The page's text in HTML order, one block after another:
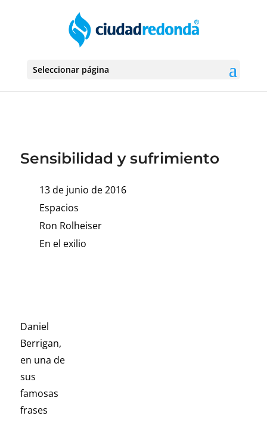
Seleccionar página
Sensibilidad y sufrimiento
13 de junio de 2016
Espacios
Ron Rolheiser
En el exilio
Daniel
Berrigan,
en una de
sus
famosas
frases